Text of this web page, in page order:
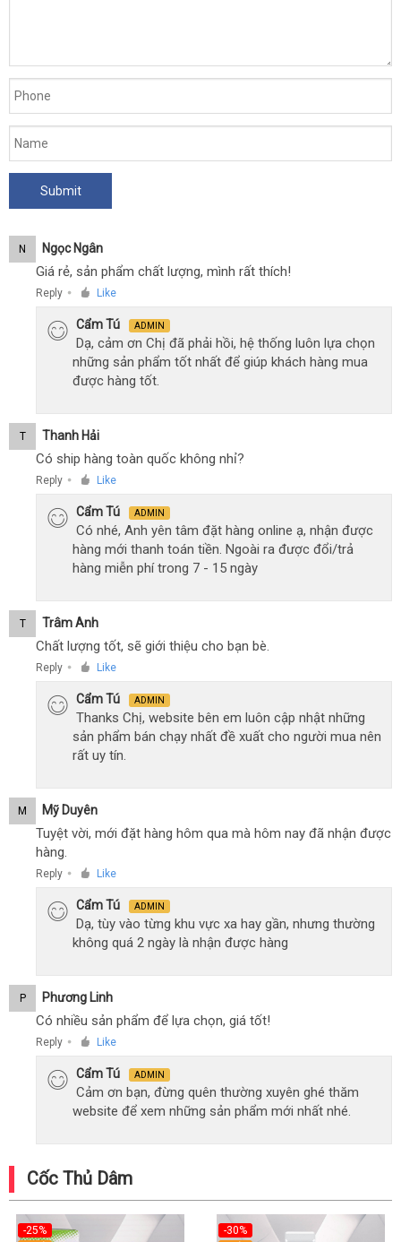
N Ngọc Ngân
Giá rẻ, sản phẩm chất lượng, mình rất thích!
Reply ● Like
Cẩm Tú ADMIN
Dạ, cảm ơn Chị đã phải hồi, hệ thống luôn lựa chọn
những sản phẩm tốt nhất để giúp khách hàng mua
được hàng tốt.
T Thanh Hải
Có ship hàng toàn quốc không nhỉ?
Reply ● Like
Cẩm Tú ADMIN
Có nhé, Anh yên tâm đặt hàng online ạ, nhận được
hàng mới thanh toán tiền. Ngoài ra được đổi/trả
hàng miễn phí trong 7 - 15 ngày
T Trâm Anh
Chất lượng tốt, sẽ giới thiệu cho bạn bè.
Reply ● Like
Cẩm Tú ADMIN
Thanks Chị, website bên em luôn cập nhật những
sản phẩm bán chạy nhất đề xuất cho người mua nên
rất uy tín.
M Mỹ Duyên
Tuyệt vời, mới đặt hàng hôm qua mà hôm nay đã nhận được
hàng.
Reply ● Like
Cẩm Tú ADMIN
Dạ, tùy vào từng khu vực xa hay gần, nhưng thường
không quá 2 ngày là nhận được hàng
P Phương Linh
Có nhiều sản phẩm để lựa chọn, giá tốt!
Reply ● Like
Cẩm Tú ADMIN
Cảm ơn bạn, đừng quên thường xuyên ghé thăm
website để xem những sản phẩm mới nhất nhé.
Cốc Thủ Dâm
-25%
-30%